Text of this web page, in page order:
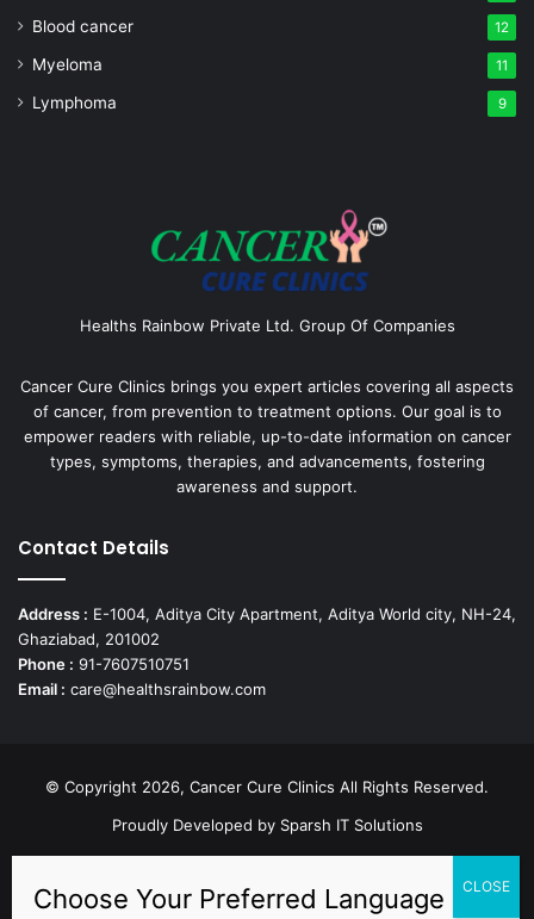
Blood cancer 12
Myeloma 11
Lymphoma 9
Healths Rainbow Private Ltd. Group Of Companies
Cancer Cure Clinics brings you expert articles covering all aspects
of cancer, from prevention to treatment options. Our goal is to
empower readers with reliable, up-to-date information on cancer
types, symptoms, therapies, and advancements, fostering
awareness and support.
Contact Details
Address : E-1004, Aditya City Apartment, Aditya World city, NH-24,
Ghaziabad, 201002
Phone : 91-7607510751
Email : care@healthsrainbow.com
© Copyright 2026, Cancer Cure Clinics All Rights Reserved.
Proudly Developed by Sparsh IT Solutions
Facebook PinterestLinkedIn Instagram
TikTok